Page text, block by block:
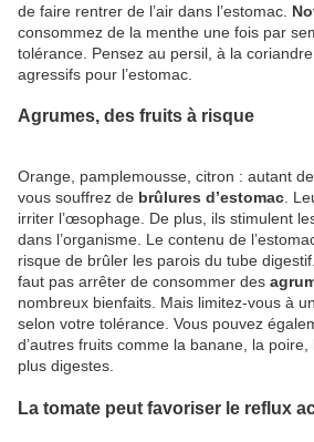
de faire rentrer de l’air dans l’estomac.
consommez de la menthe une fois par
tolérance. Pensez au persil, à la
agressifs pour l’estomac.
Agrumes, des fruits à risque
Orange, pamplemousse, citron : autant
vous souffrez de brûlures d’estomac.
irriter l’œsophage. De plus, ils stimulent
dans l’organisme. Le contenu de
risque de brûler les parois du tube digestif.
faut pas arrêter de consommer des
nombreux bienfaits. Mais limitez-vous à
selon votre tolérance. Vous pouvez
d’autres fruits comme la banane, la poire,
plus digestes.
La tomate peut favoriser le reflux